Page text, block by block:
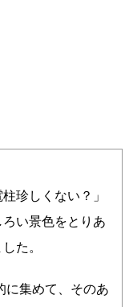
珍しくない？」
い景色をとりあ
た。
に集めて、そのあ